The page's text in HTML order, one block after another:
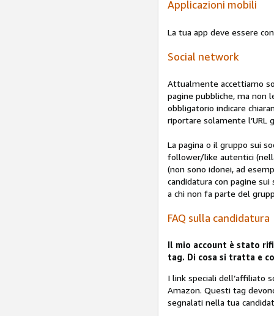
Applicazioni mobili
La tua app deve essere
Social network
Attualmente accettiamo
pagine pubbliche, ma non
obbligatorio indicare
riportare solamente l’URL
La pagina o il gruppo sui
follower/like autentici
(non sono idonei, ad
candidatura con pagine
a chi non fa parte del
FAQ sulla candidatura
Il mio account è stato
tag. Di cosa si tratta e
I link speciali dell’affiliato
Amazon. Questi tag
segnalati nella tua